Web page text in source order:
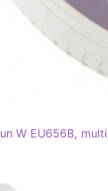
W EU656B,